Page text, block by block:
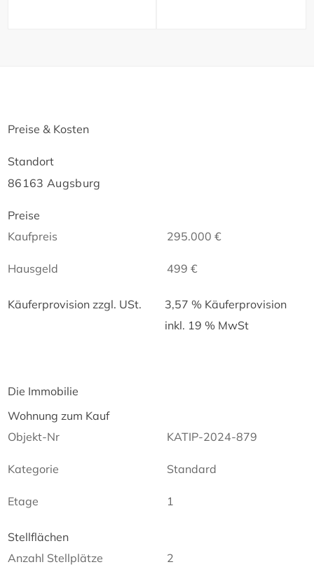
Preise & Kosten
Standort
86163 Augsburg
Preise
Kaufpreis
295.000 €
Hausgeld 499 €
Käuferprovision zzgl. USt.
3,57 % Käuferprovision
inkl. 19 % MwSt
Die Immobilie
Wohnung zum Kauf
Objekt-Nr
KATIP-2024-879
Kategorie Standard
Etage 1
Stellflächen
Anzahl Stellplätze
2